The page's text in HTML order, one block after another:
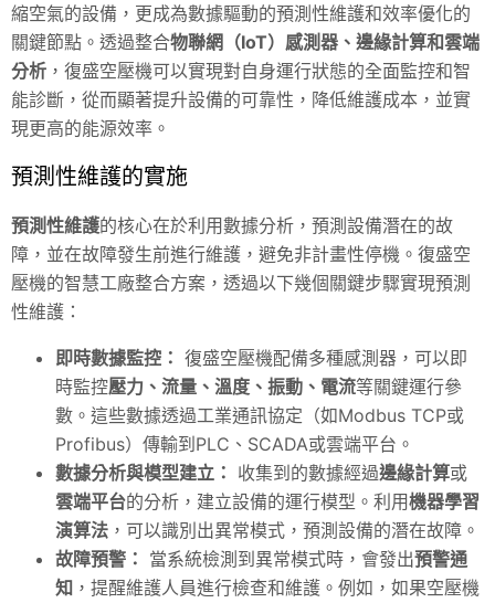
縮空氣的設備，更成為數據驅動的預測性維護和效率優化的
關鍵節點。透過整合物聯網（IoT）感測器、邊緣計算和雲端
分析 ，復盛空壓機可以實現對自身運行狀態的全面監控和智
能診斷，從而顯著提升設備的可靠性，降低維護成本，並實
現更高的能源效率。
預測性維護的實施
預測性維護的核心在於利用數據分析，預測設備潛在的故
障，並在故障發生前進行維護，避免非計畫性停機。復盛空
壓機的智慧工廠整合方案，透過以下幾個關鍵步驟實現預測
性維護：
即時數據監控： 復盛空壓機配備多種感測器，可以即
時監控壓力、流量、溫度、振動、電流等關鍵運行參
數。這些數據透過工業通訊協定（如Modbus TCP或
Profibus）傳輸到PLC、SCADA或雲端平台。
數據分析與模型建立： 收集到的數據經過邊緣計算或
雲端平台的分析，建立設備的運行模型。利用機器學習
演算法 ，可以識別出異常模式，預測設備的潛在故障。
故障預警： 當系統檢測到異常模式時，會發出預警通
知 ，提醒維護人員進行檢查和維護。例如，如果空壓機